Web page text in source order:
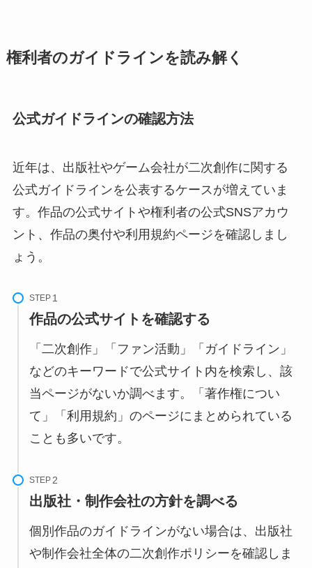
権利者のガイドラインを読み解く
公式ガイドラインの確認方法
近年は、出版社やゲーム会社が二次創作に関する
公式ガイドラインを公表するケースが増えていま
す。作品の公式サイトや権利者の公式SNSアカウ
ント、作品の奥付や利用規約ページを確認しまし
ょう。
STEP
作品の公式サイトを確認する
「二次創作」「ファン活動」「ガイドライン」
などのキーワードで公式サイト内を検索し、該
当ページがないか調べます。「著作権につい
て」「利用規約」のページにまとめられている
ことも多いです。
STEP
出版社・制作会社の方針を調べる
個別作品のガイドラインがない場合は、出版社
や制作会社全体の二次創作ポリシーを確認しま